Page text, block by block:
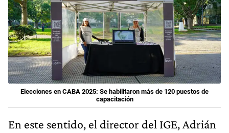
Elecciones en CABA 2025: Se habilitaron más de 120 puestos de
capacitación
En este sentido, el director del IGE, Adrián